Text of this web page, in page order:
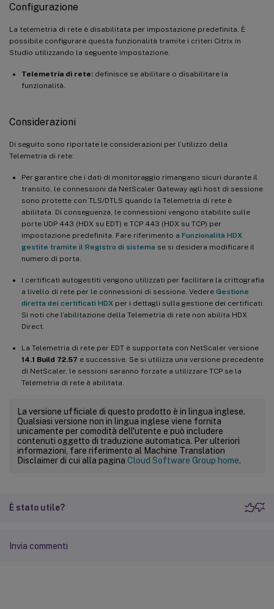
Configurazione
La telemetria di rete è disabilitata per impostazione predefinita. È
possibile configurare questa funzionalità tramite i criteri Citrix in
Studio utilizzando la seguente impostazione.
Telemetria di rete: definisce se abilitare o disabilitare la
funzionalità.
Considerazioni
Di seguito sono riportate le considerazioni per l’utilizzo della
Telemetria di rete:
Per garantire che i dati di monitoraggio rimangano sicuri durante il
transito, le connessioni da NetScaler Gateway agli host di sessione
sono protette con TLS/DTLS quando la Telemetria di rete è
abilitata. Di conseguenza, le connessioni vengono stabilite sulle
porte UDP 443 (HDX su EDT) e TCP 443 (HDX su TCP) per
impostazione predefinita. Fare riferimento a Funzionalità HDX
gestite tramite il Registro di sistema se si desidera modificare il
numero di porta.
I certificati autogestiti vengono utilizzati per facilitare la crittografia
a livello di rete per le connessioni di sessione. Vedere Gestione
diretta dei certificati HDX per i dettagli sulla gestione dei certificati.
Si noti che l’abilitazione della Telemetria di rete non abilita HDX
Direct.
La Telemetria di rete per EDT è supportata con NetScaler versione
14.1 Build 72.57 e successive. Se si utilizza una versione precedente
di NetScaler, le sessioni saranno forzate a utilizzare TCP se la
Telemetria di rete è abilitata.
La versione ufficiale di questo prodotto è in lingua inglese.
Qualsiasi versione non in lingua inglese viene fornita
unicamente per comodità dell'utente e può includere
contenuti oggetto di traduzione automatica. Per ulteriori
informazioni, fare riferimento al Machine Translation
Disclaimer di cui alla pagina Cloud Software Group home.
È stato utile?
Invia commenti